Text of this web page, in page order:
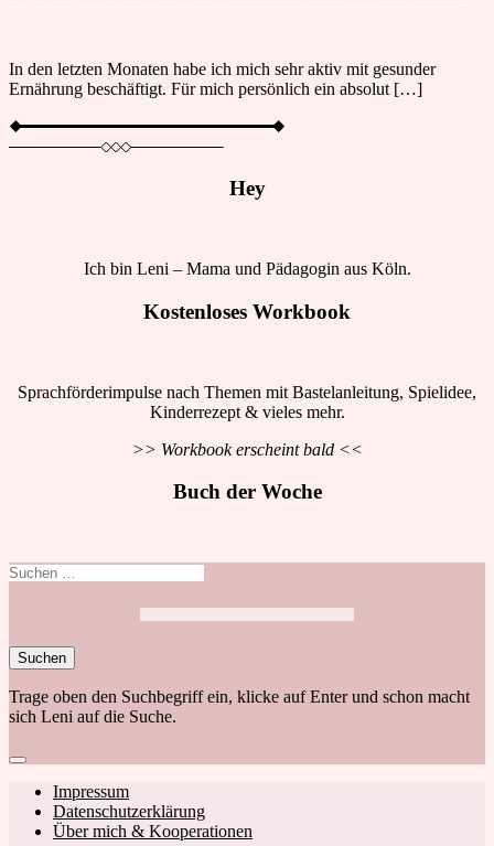
In den letzten Monaten habe ich mich sehr aktiv mit gesunder
Ernährung beschäftigt. Für mich persönlich ein absolut […]
Hey
Ich bin Leni – Mama und Pädagogin aus Köln.
Kostenloses Workbook
Sprachförderimpulse nach Themen mit Bastelanleitung, Spielidee,
Kinderrezept & vieles mehr.
>> Workbook erscheint bald <<
Buch der Woche
Suchen
Trage oben den Suchbegriff ein, klicke auf Enter und schon macht
sich Leni auf die Suche.
Close
search
Footer
navigation
Impressum
Datenschutzerklärung
Über mich & Kooperationen